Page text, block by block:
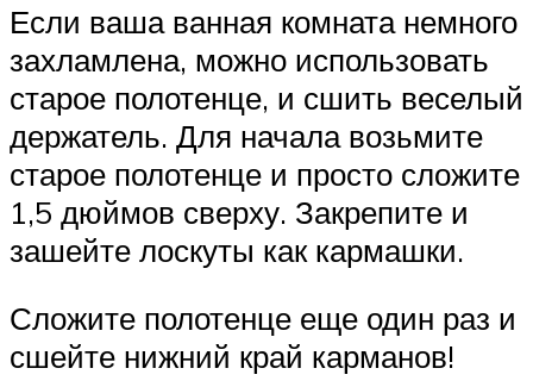
Если ваша ванная комната немного
захламлена, можно использовать
старое полотенце, и сшить веселый
держатель. Для начала возьмите
старое полотенце и просто сложите
1,5 дюймов сверху. Закрепите и
зашейте лоскуты как кармашки.
Сложите полотенце еще один раз и
сшейте нижний край карманов!